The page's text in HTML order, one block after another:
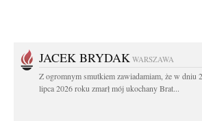
JACEK BRYDAK WARSZAWA
Z ogromnym smutkiem zawiadamiam, że w dniu
lipca 2026 roku zmarł mój ukochany Brat...